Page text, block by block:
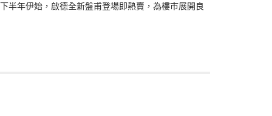
半年伊始，啟德全新盤甫登場即熱賣，為樓市展開良